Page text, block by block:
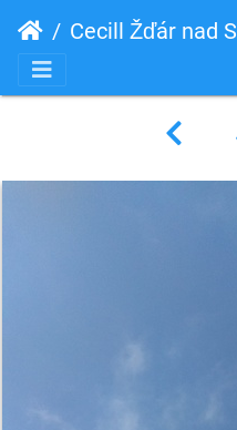
Cecill Žďár nad Sázavou, Pernštejn